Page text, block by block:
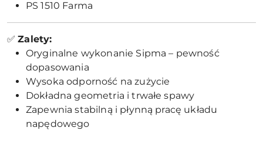
PS 1510 Farma
✅Zalety:
Oryginalne wykonanie Sipma – pewność
dopasowania
Wysoka odporność na zużycie
Dokładna geometria i trwałe spawy
Zapewnia stabilną i płynną pracę układu
napędowego